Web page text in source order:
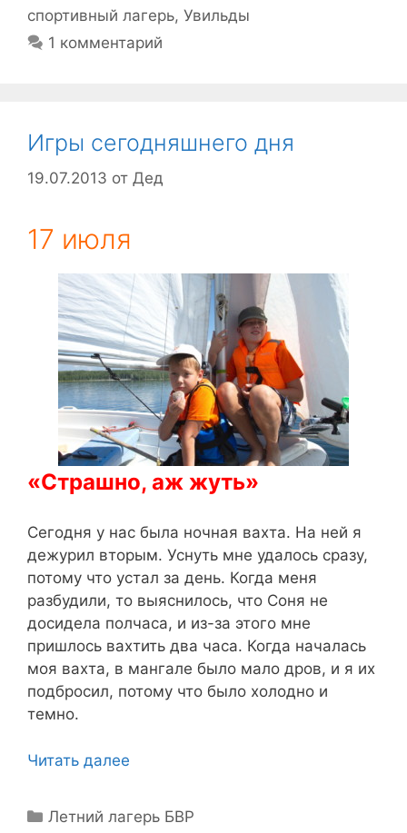
спортивный лагерь, Увильды
1 комментарий
Игры сегодняшнего дня
19.07.2013 от Дед
17 июля
«Страшно, аж жуть»
Сегодня у нас была ночная вахта. На ней я
дежурил вторым. Уснуть мне удалось сразу,
потому что устал за день. Когда меня
разбудили, то выяснилось, что Соня не
досидела полчаса, и из-за этого мне
пришлось вахтить два часа. Когда началась
моя вахта, в мангале было мало дров, и я их
подбросил, потому что было холодно и
темно.
Читать далее
Рубрики
Летний лагерь БВР